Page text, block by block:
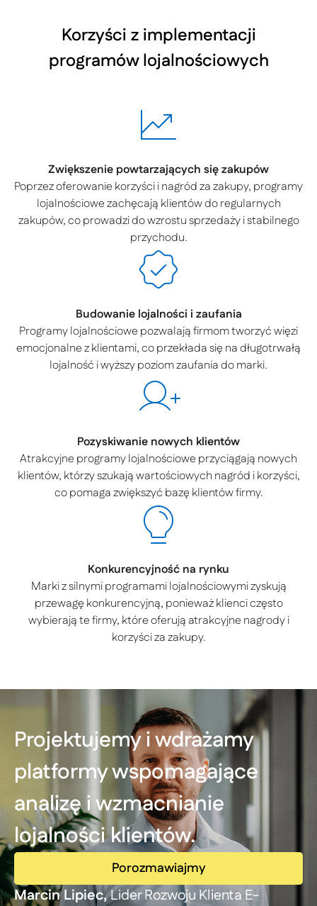
Korzyści z implementacji
programów lojalnościowych
Zwiększenie powtarzających się zakupów
Poprzez oferowanie korzyści i nagród za zakupy, programy
lojalnościowe zachęcają klientów do regularnych
zakupów, co prowadzi do wzrostu sprzedaży i stabilnego
przychodu.
Budowanie lojalności i zaufania
Programy lojalnościowe pozwalają firmom tworzyć więzi
emocjonalne z klientami, co przekłada się na długotrwałą
lojalność i wyższy poziom zaufania do marki.
Pozyskiwanie nowych klientów
Atrakcyjne programy lojalnościowe przyciągają nowych
klientów, którzy szukają wartościowych nagród i korzyści,
co pomaga zwiększyć bazę klientów firmy.
Konkurencyjność na rynku
Marki z silnymi programami lojalnościowymi zyskują
przewagę konkurencyjną, ponieważ klienci często
wybierają te firmy, które oferują atrakcyjne nagrody i
korzyści za zakupy.
Projektujemy i wdrażamy
platformy wspomagające
analizę i wzmacnianie
lojalności klientów.
Porozmawiajmy
Marcin Lipiec,Lider Rozwoju Klienta E-